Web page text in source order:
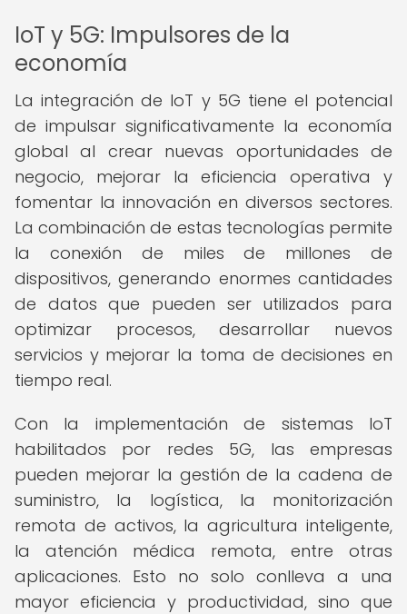
IoT y 5G: Impulsores de la
economía
La integración de IoT y 5G tiene el potencial
de impulsar significativamente la economía
global al crear nuevas oportunidades de
negocio, mejorar la eficiencia operativa y
fomentar la innovación en diversos sectores.
La combinación de estas tecnologías permite
la conexión de miles de millones de
dispositivos, generando enormes cantidades
de datos que pueden ser utilizados para
optimizar procesos, desarrollar nuevos
servicios y mejorar la toma de decisiones en
tiempo real.
Con la implementación de sistemas IoT
habilitados por redes 5G, las empresas
pueden mejorar la gestión de la cadena de
suministro, la logística, la monitorización
remota de activos, la agricultura inteligente,
la atención médica remota, entre otras
aplicaciones. Esto no solo conlleva a una
mayor eficiencia y productividad, sino que